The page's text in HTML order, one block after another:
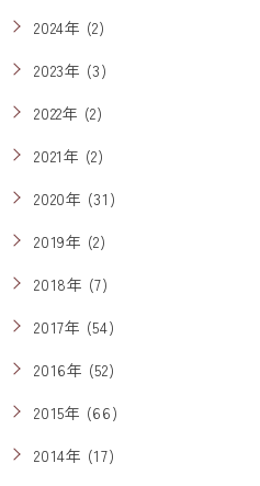
2024年 (2)
2023年 (3)
2022年 (2)
2021年 (2)
2020年 (31)
2019年 (2)
2018年 (7)
2017年 (54)
2016年 (52)
2015年 (66)
2014年 (17)